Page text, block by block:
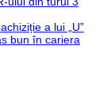
a lui „U”
bun în cariera